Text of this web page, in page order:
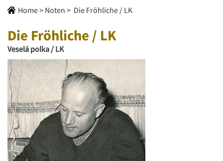
Home> Noten > Die Fröhliche / LK
Die Fröhliche / LK
Veselá polka / LK